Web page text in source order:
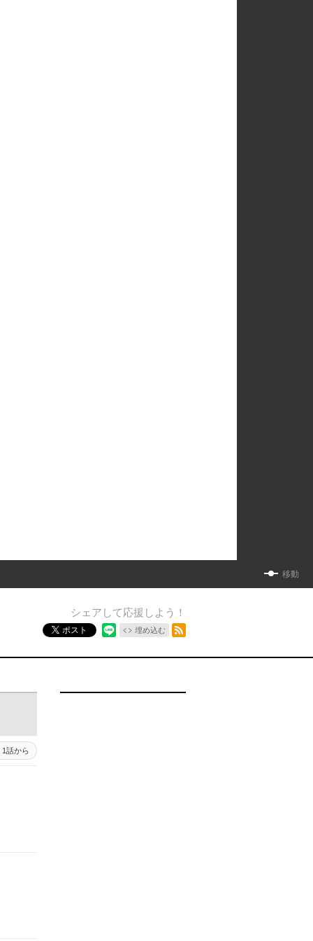
移動
シェアして応援しよう！
ポスト 埋め込む
1話から